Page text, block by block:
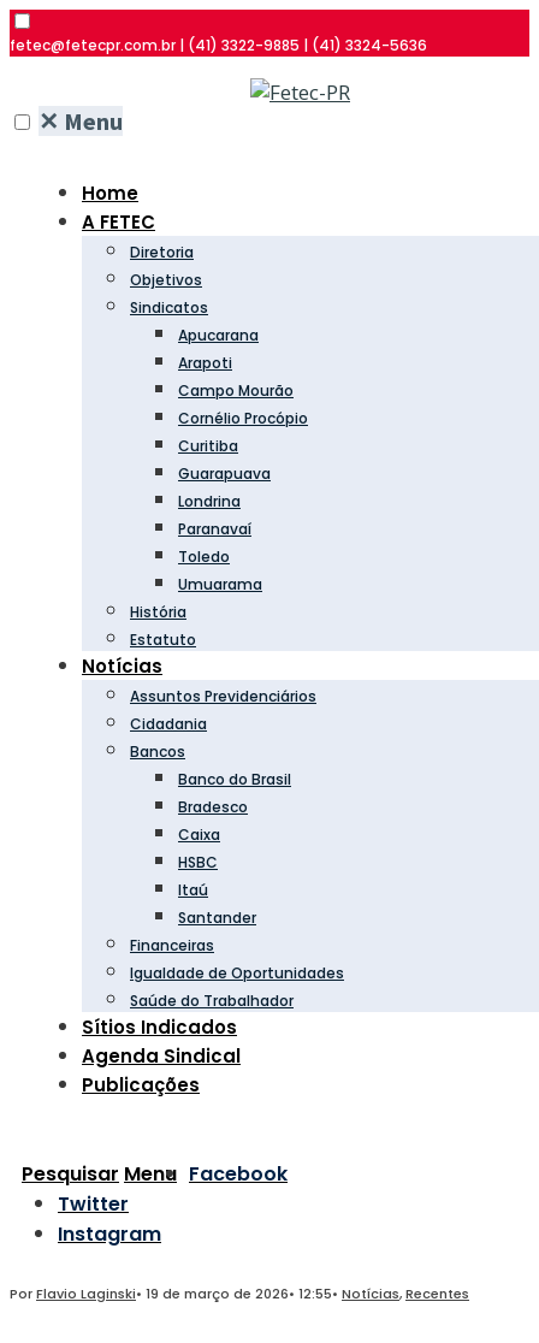
fetec@fetecpr.com.br | (41) 3322-9885 | (41) 3324-5636
✕ Menu
Home
A FETEC
Diretoria
Objetivos
Sindicatos
Apucarana
Arapoti
Campo Mourão
Cornélio Procópio
Curitiba
Guarapuava
Londrina
Paranavaí
Toledo
Umuarama
História
Estatuto
Notícias
Assuntos Previdenciários
Cidadania
Bancos
Banco do Brasil
Bradesco
Caixa
HSBC
Itaú
Santander
Financeiras
Igualdade de Oportunidades
Saúde do Trabalhador
Sítios Indicados
Agenda Sindical
Publicações
Pesquisar Menu Facebook
Twitter
Instagram
PorFlavio Laginski• 19 de março de 2026• 12:55• Notícias,Recentes